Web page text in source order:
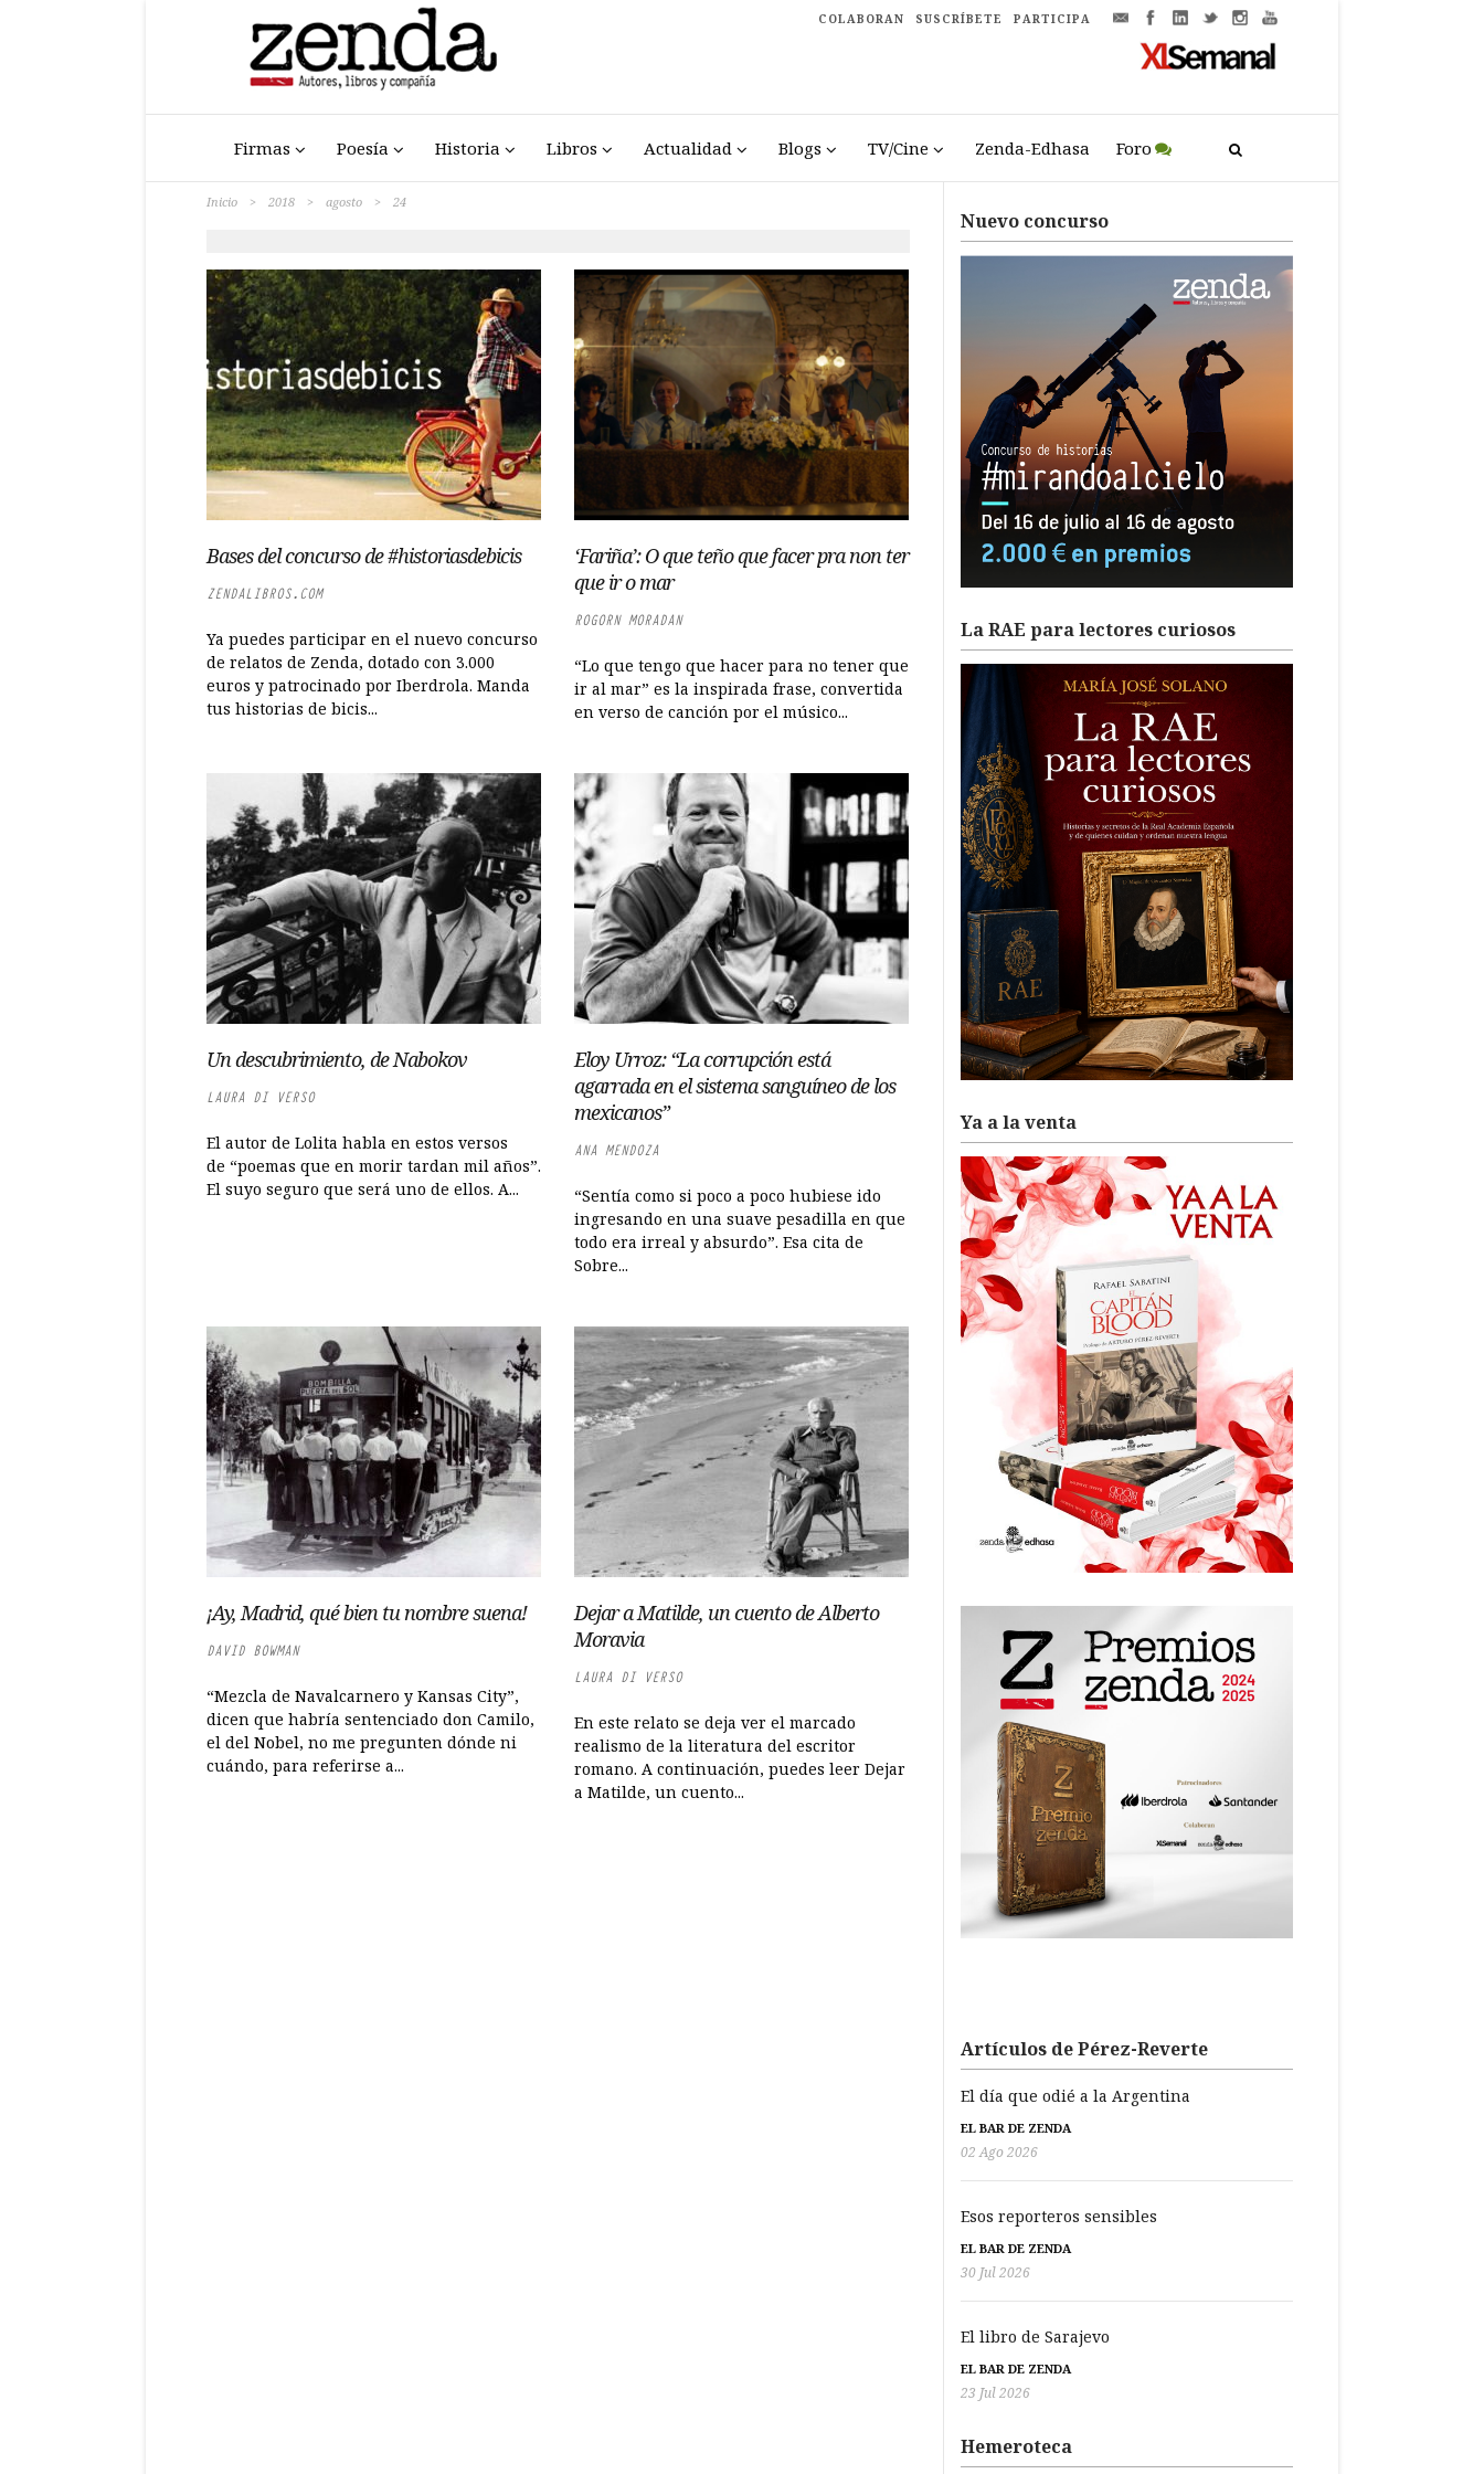
COLABORAN SUSCRÍBETE PARTICIPA
Firmas Poesía Historia Libros Actualidad Blogs TV/Cine Zenda-Edhasa Foro
Inicio > 2018 > agosto > 24
Bases del concurso de #historiasdebicis
ZENDALIBROS.COM
Ya puedes participar en el nuevo concurso
de relatos de Zenda, dotado con 3.000
euros y patrocinado por Iberdrola. Manda
tus historias de bicis...
‘Fariña’: O que teño que facer pra non ter
que ir o mar
ROGORN MORADAN
“Lo que tengo que hacer para no tener que
ir al mar” es la inspirada frase, convertida
en verso de canción por el músico...
Un descubrimiento, de Nabokov
LAURA DI VERSO
El autor de Lolita habla en estos versos
de “poemas que en morir tardan mil años”.
El suyo seguro que será uno de ellos. A...
Eloy Urroz: “La corrupción está
agarrada en el sistema sanguíneo de los
mexicanos”
ANA MENDOZA
“Sentía como si poco a poco hubiese ido
ingresando en una suave pesadilla en que
todo era irreal y absurdo”. Esa cita de
Sobre...
¡Ay, Madrid, qué bien tu nombre suena!
DAVID BOWMAN
“Mezcla de Navalcarnero y Kansas City”,
dicen que habría sentenciado don Camilo,
el del Nobel, no me pregunten dónde ni
cuándo, para referirse a...
Dejar a Matilde, un cuento de Alberto
Moravia
LAURA DI VERSO
En este relato se deja ver el marcado
realismo de la literatura del escritor
romano. A continuación, puedes leer Dejar
a Matilde, un cuento...
Nuevo concurso
La RAE para lectores curiosos
Ya a la venta
Artículos de Pérez-Reverte
El día que odié a la Argentina
EL BAR DE ZENDA
02 Ago 2026
Esos reporteros sensibles
EL BAR DE ZENDA
30 Jul 2026
El libro de Sarajevo
EL BAR DE ZENDA
23 Jul 2026
Hemeroteca